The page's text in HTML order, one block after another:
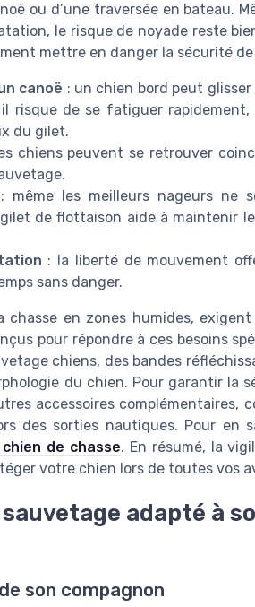
ou d’une traversée en bateau.
le risque de noyade reste
mettre en danger la sécurité
canoë : un chien bord peut glisser
risque de se fatiguer
du gilet.
chiens peuvent se retrouver
: même les meilleurs nageurs ne
de flottaison aide à maintenir
: la liberté de mouvement
sans danger.
en zones humides,
pour répondre à ces besoins
chiens, des bandes
du chien. Pour garantir la
accessoires complémentaires,
des sorties nautiques. Pour en
de chasse. En résumé, la
votre chien lors de toutes vos
adapté à
son compagnon